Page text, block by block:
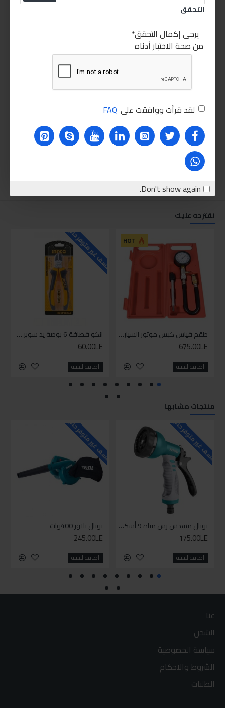
التحقق
يرجى إكمال التحقق
من صحة الاختبار أدناه
لقد قرأت ووافقت على FAQ
Don't show again.
نقترحه عليك
HOT
طقم قياس كبس موتور السياره 3 ق
675.00LE
اضافة للسلة
للاسف غير متوفر حاليا
انكو قصافة 6 بوصة يد سوبر وان
60.00LE
اضافة للسلة
منتجات مشابها
للاسف غير متوفر حاليا
توتال مسدس رش مياه 9 أشكال
175.00LE
اضافة للسلة
للاسف غير متوفر حاليا
توتال بلاور 400وات
245.00LE
اضافة للسلة
عنا
الشحن
سياسة الخصوصية
الشروط والاحكام
الطلبات